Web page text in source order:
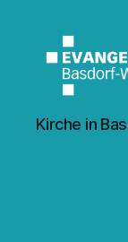
Kirche
Wandlitz
Kirche in